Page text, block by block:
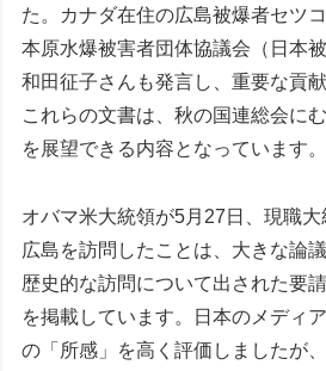
た。カナダ在住の広島被爆者セツ
本原水爆被害者団体協議会（日本
和田征子さんも発言し、重要な貢
これらの文書は、秋の国連総会に
を展望できる内容となっています。
オバマ米大統領が5月27日、現職
広島を訪問したことは、大きな論
歴史的な訪問について出された要
を掲載しています。日本のメディ
の「所感」を高く評価しましたが